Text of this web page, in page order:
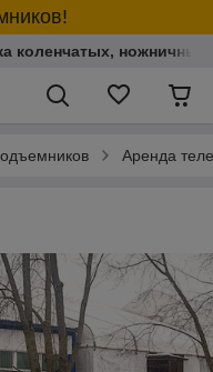
коленчатых,
Аренда